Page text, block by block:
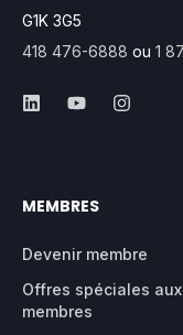
G1K 3G5
418 476-6888 ou 1
MEMBRES
Devenir membre
Offres spéciales aux
membres